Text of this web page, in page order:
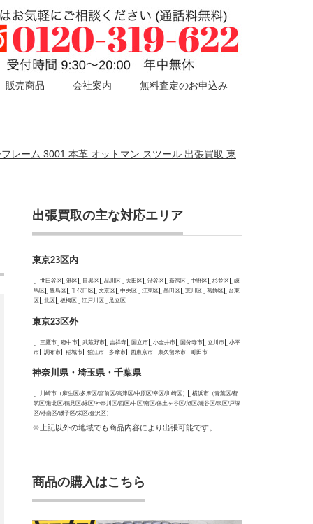
販売商品 会社案内 無料査定のお申込み
レーム 3001 本革 オットマン スツール 出張買取 東
出張買取の主な対応エリア
東京23区内
世田谷区 港区 目黒区 品川区 大田区 渋谷区 新宿区 中野区 杉並区
練
馬区
豊島区 千代田区 文京区 中央区 江東区 墨田区 荒川区 葛飾区
台東
区
北区 板橋区 江戸川区 足立区
東京23区外
三鷹市 府中市 武蔵野市 吉祥寺 国立市 小金井市 国分寺市 立川市
小平
市
調布市 稲城市 狛江市 多摩市 西東京市 東久留米市 町田市
神奈川県・埼玉県・千葉県
川崎市（麻生区/多摩区/宮前区/高津区/中原区/幸区/川崎区）
横浜市（青葉区/都
筑区/港北区/鶴見区/緑区/神奈川区/西区/中区/南区/保土ヶ谷区/旭区/瀬谷区/泉区/戸塚
区/港南区/磯子区/栄区/金沢区）
※上記以外の地域でも商品内容により出張可能です。
商品の購入はこちら